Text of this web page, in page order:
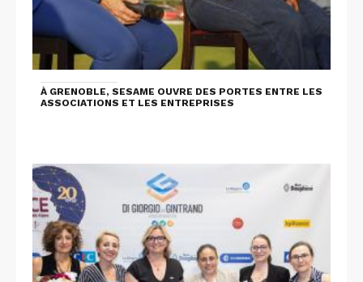
À GRENOBLE, SESAME OUVRE DES PORTES ENTRE LES
ASSOCIATIONS ET LES ENTREPRISES